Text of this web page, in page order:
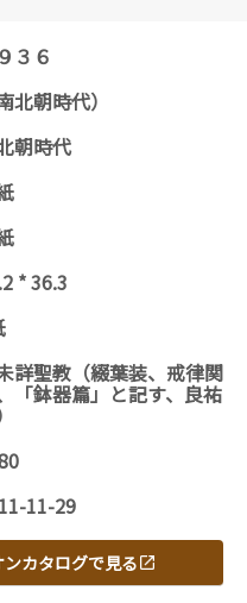
３６
北朝時代）
朝時代
* 36.3
詳聖教（綴葉装、戒律関
「鉢器篇」と記す、良祐
11-29
カタログで見る